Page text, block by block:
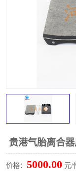
贵港气胎离合
价格： 5000.00 元/
DY隔膜式离合器
KB离合器